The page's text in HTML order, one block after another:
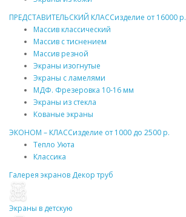
ПРЕДСТАВИТЕЛЬСКИЙ КЛАССизделие от 16000 р.
Массив классический
Массив с тиснением
Массив резной
Экраны изогнутые
Экраны с ламелями
МДФ. Фрезеровка 10-16 мм
Экраны из стекла
Кованые экраны
ЭКОНОМ – КЛАССизделие от 1000 до 2500 р.
Тепло Уюта
Классика
Галерея экранов Декортруб
Экраны в детскую